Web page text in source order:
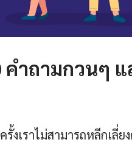
คำถามกวนๆ
รั้งเราไม่สามารถหลีกเ